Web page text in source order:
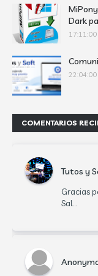
Dark
17:11:00
22:04:00
COMENTARIOS
Tutos y
Gracias
Sal...